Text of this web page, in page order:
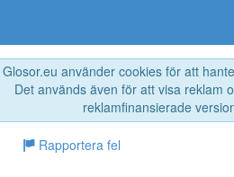
Glosor.eu använder cookies för att
Det används även för att visa reklam
reklamfinansierade
Rapportera fel